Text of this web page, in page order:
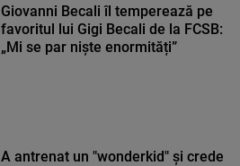
Giovanni Becali îl temperează pe
favoritul lui Gigi Becali de la FCSB:
„Mi se par niște enormități”
A antrenat un "wonderkid" și crede